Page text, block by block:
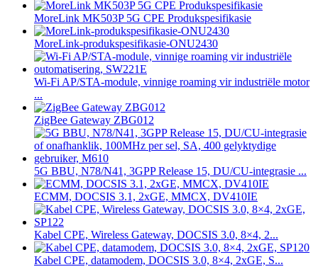
MoreLink MK503P 5G CPE Produkspesifikasie
MoreLink-produkspesifikasie-ONU2430
Wi-Fi AP/STA-module, vinnige roaming vir industriële motor
...
ZigBee Gateway ZBG012
5G BBU, N78/N41, 3GPP Release 15, DU/CU-integrasie ...
ECMM, DOCSIS 3.1, 2xGE, MMCX, DV410IE
Kabel CPE, Wireless Gateway, DOCSIS 3.0, 8×4, 2...
Kabel CPE, datamodem, DOCSIS 3.0, 8×4, 2xGE, S...